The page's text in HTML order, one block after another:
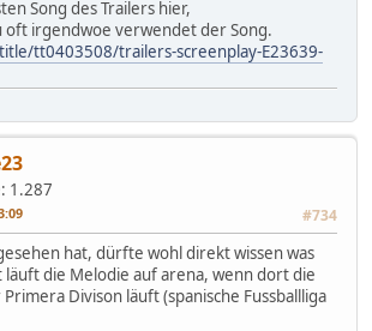
Song des Trailers hier,
oft irgendwoe verwendet der Song.
tt0403508/trailers-screenplay-E23639-
1.287
#734
hat, dürfte wohl direkt wissen was
läuft die Melodie auf arena, wenn dort die
Divison läuft (spanische Fussballliga